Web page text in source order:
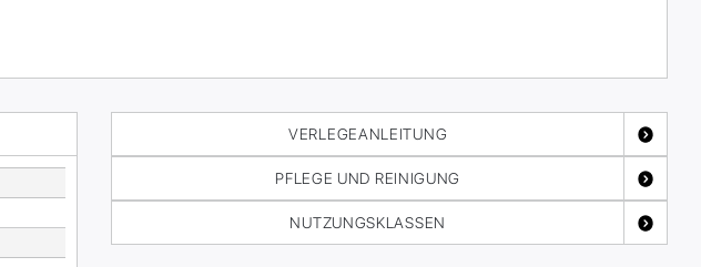
VERLEGEANLEITUNG
PFLEGE UND REINIGUNG
NUTZUNGSKLASSEN